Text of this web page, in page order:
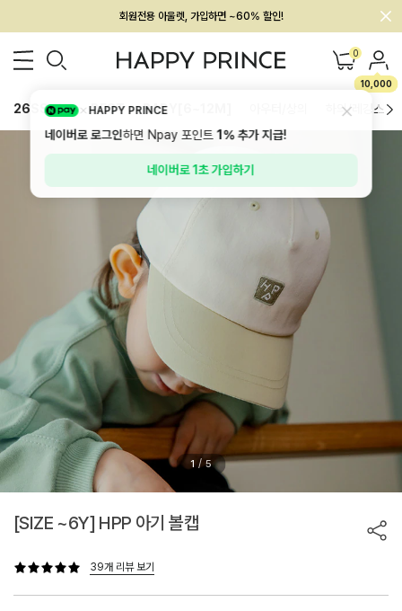
회원전용 아울렛, 가입하면 ~60% 할인!
멤버십 최대 28,000원 혜택 0
10,000
26SS 신상 BEST BABY[6~12M] 하의/레깅스
1 / 5
[SIZE ~6Y] HPP 아기 볼캡
39개 리뷰 보기
HAPPY PRINCE
네이버로 로그인하면 Npay 포인트1%추가 지급!
네이버로 1초 가입하기